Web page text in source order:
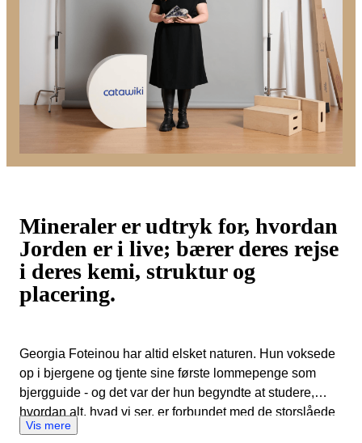
Mineraler er udtryk for, hvordan
Jorden er i live; bærer deres rejse
i deres kemi, struktur og
placering.
Georgia Foteinou har altid elsket naturen. Hun voksede
op i bjergene og tjente sine første lommepenge som
bjergguide - og det var der hun begyndte at studere,
hvordan alt, hvad vi ser, er forbundet med de storslåede
kræfter, der er på spil i jordens dybder. Gennem hendes
Vis mere